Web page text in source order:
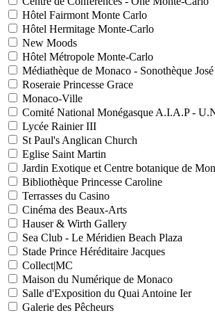
Hôtel Fairmont Monte Carlo
Hôtel Hermitage Monte-Carlo
New Moods
Hôtel Métropole Monte-Carlo
Médiathèque de Monaco - Sonothèque
Roseraie Princesse Grace
Monaco-Ville
Comité National Monégasque A.I.A.P -
Lycée Rainier III
St Paul's Anglican Church
Eglise Saint Martin
Jardin Exotique et Centre botanique de
Bibliothèque Princesse Caroline
Terrasses du Casino
Cinéma des Beaux-Arts
Hauser & Wirth Gallery
Sea Club - Le Méridien Beach Plaza
Stade Prince Héréditaire Jacques
Collect|MC
Maison du Numérique de Monaco
Salle d'Exposition du Quai Antoine Ier
Galerie des Pêcheurs